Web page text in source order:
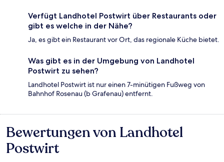
Verfügt Landhotel Postwirt über Restaurants oder
gibt es welche in der Nähe?
Ja, es gibt ein Restaurant vor Ort, das regionale Küche bietet.
Was gibt es in der Umgebung von Landhotel
Postwirt zu sehen?
Landhotel Postwirt ist nur einen 7-minütigen Fußweg von
Bahnhof Rosenau (b Grafenau) entfernt.
Bewertungen
Bewertungen von Landhotel
Postwirt